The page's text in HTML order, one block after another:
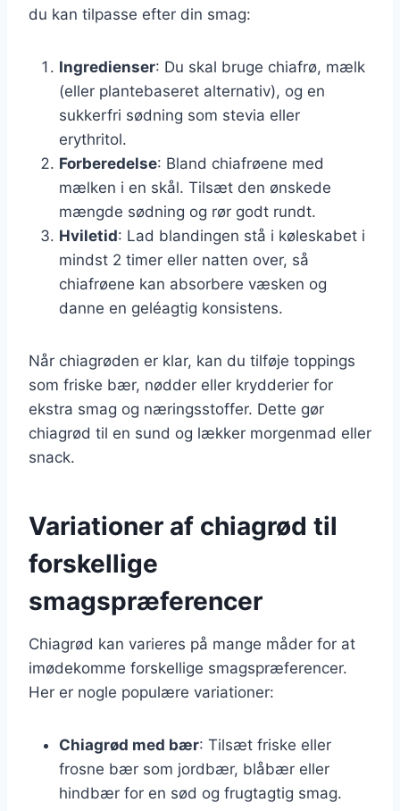
du kan tilpasse efter din smag:
Ingredienser: Du skal bruge chiafrø, mælk
(eller plantebaseret alternativ), og en
sukkerfri sødning som stevia eller
erythritol.
Forberedelse: Bland chiafrøene med
mælken i en skål. Tilsæt den ønskede
mængde sødning og rør godt rundt.
Hviletid: Lad blandingen stå i køleskabet i
mindst 2 timer eller natten over, så
chiafrøene kan absorbere væsken og
danne en geléagtig konsistens.
Når chiagrøden er klar, kan du tilføje toppings
som friske bær, nødder eller krydderier for
ekstra smag og næringsstoffer. Dette gør
chiagrød til en sund og lækker morgenmad eller
snack.
Variationer af chiagrød til
forskellige
smagspræferencer
Chiagrød kan varieres på mange måder for at
imødekomme forskellige smagspræferencer.
Her er nogle populære variationer:
Chiagrød med bær: Tilsæt friske eller
frosne bær som jordbær, blåbær eller
hindbær for en sød og frugtagtig smag.